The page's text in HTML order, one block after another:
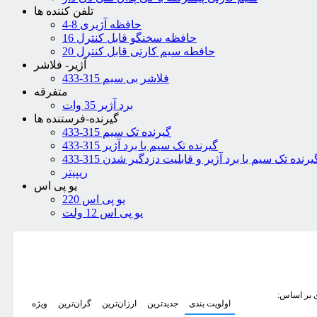
تلفن کننده ها
4-8 حافظه آژیری
16 حافظه سخنگو قابل کنترل
20 حافطه سیم کارتی قابل کنترل
آژیر- فلاشر
فلاشر بی سیم 315-433
متفرقه
برد آژیر 35 وات
گیرنده-فرستنده ها
گیرنده تک سیم 315-433
گیرنده تک سیم با برد آژیر 315-433
تک سیم با برد آژیر و قابلیت دزدگیر شدن 315-433
ریپیتر
یو پی اس
یو پی اس 220
یو پی اس 12 ولت
بر اساس:
اولویت بندی
جدیدترین ارزان‌ترین گران‌ترین ویژه